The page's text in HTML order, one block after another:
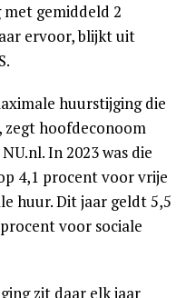
gemiddeld 2
ervoor, blijkt uit
huurstijging die
zegt hoofdeconoom
In 2023 was die
4,1 procent voor vrije
huur. Dit jaar geldt 5,5
voor sociale
zit daar elk jaar